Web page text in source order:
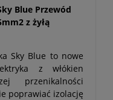
Blue Przewód
z żyłą
Sky Blue to nowe
z włókien
przenikalności
poprawiać izolację